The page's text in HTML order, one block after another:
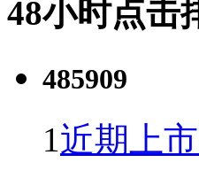
48小时点击
485909
1近期上